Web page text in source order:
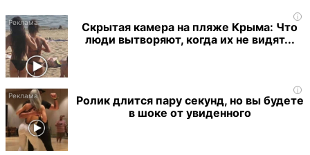
i
Скрытая камера на пляже Крыма: Что
люди вытворяют, когда их не видят...
i
Ролик длится пару секунд, но вы будете
в шоке от увиденного